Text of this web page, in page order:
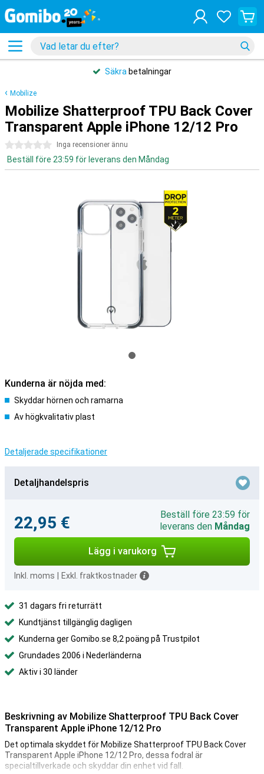
Säkra betalningar
Mobilize
Mobilize Shatterproof TPU Back Cover
Transparent Apple iPhone 12/12 Pro
0 stjärnor Inga recensioner ännu
Beställ före 23:59 för leverans den Måndag
Kunderna är nöjda med:
Skyddar hörnen och ramarna
Av högkvalitativ plast
Detaljerade specifikationer
Detaljhandelspris
22,95 €
Beställ före 23:59 för
leverans den Måndag
Lägg i varukorg
Inkl. moms Exkl. fraktkostnader
31 dagars fri returrätt
Kundtjänst tillgänglig dagligen
Kunderna ger Gomibo.se 8,2 poäng på Trustpilot
Grundades 2006 i Nederländerna
Aktiv i 30 länder
Beskrivning av Mobilize Shatterproof TPU Back Cover
Transparent Apple iPhone 12/12 Pro
Det optimala skyddet för Mobilize Shatterproof TPU Back Cover
Transparent Apple iPhone 12/12 Pro, dessa fodral är
specialtillverkade och skyddar din enhet vid fall.